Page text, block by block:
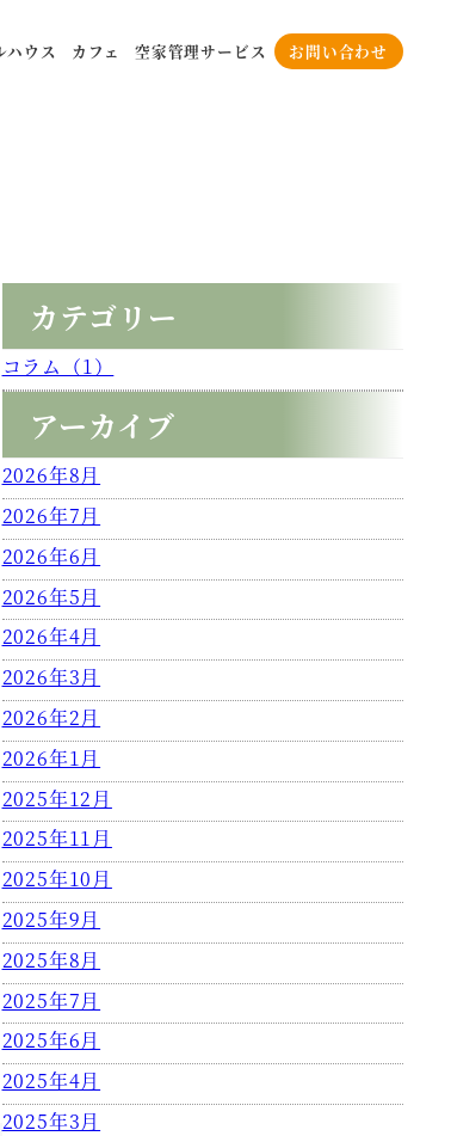
ハウス カフェ 空家管理サービス お問い合わせ
カテゴリー
コラム（1）
アーカイブ
2026年8月
2026年7月
2026年6月
2026年5月
2026年4月
2026年3月
2026年2月
2026年1月
2025年12月
2025年11月
2025年10月
2025年9月
2025年8月
2025年7月
2025年6月
2025年4月
2025年3月